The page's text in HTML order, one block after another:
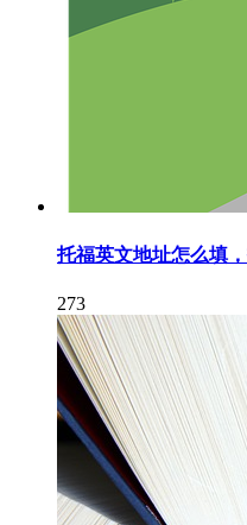
托福英文地址怎么填
273